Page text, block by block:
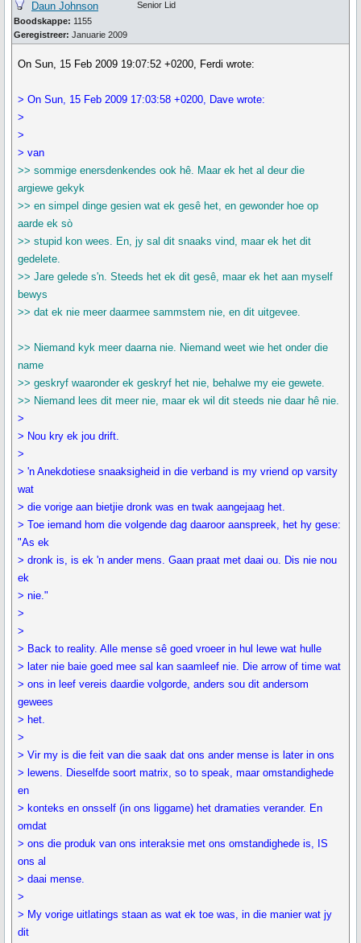
Daun Johnson
Boodskappe: 1155
Geregistreer: Januarie 2009
Senior Lid
On Sun, 15 Feb 2009 19:07:52 +0200, Ferdi wrote:
> On Sun, 15 Feb 2009 17:03:58 +0200, Dave wrote:
>
>
> van
>> sommige enersdenkendes ook hê. Maar ek het al deur die
argiewe gekyk
>> en simpel dinge gesien wat ek gesê het, en gewonder hoe op
aarde ek sò
>> stupid kon wees. En, jy sal dit snaaks vind, maar ek het dit
gedelete.
>> Jare gelede s'n. Steeds het ek dit gesê, maar ek het aan myself
bewys
>> dat ek nie meer daarmee sammstem nie, en dit uitgevee.
>> Niemand kyk meer daarna nie. Niemand weet wie het onder die
name
>> geskryf waaronder ek geskryf het nie, behalwe my eie gewete.
>> Niemand lees dit meer nie, maar ek wil dit steeds nie daar hê nie.
>
> Nou kry ek jou drift.
>
> 'n Anekdotiese snaaksigheid in die verband is my vriend op varsity
wat
> die vorige aan bietjie dronk was en twak aangejaag het.
> Toe iemand hom die volgende dag daaroor aanspreek, het hy gese:
"As ek
> dronk is, is ek 'n ander mens. Gaan praat met daai ou. Dis nie nou
ek
> nie."
>
>
> Back to reality. Alle mense sê goed vroeer in hul lewe wat hulle
> later nie baie goed mee sal kan saamleef nie. Die arrow of time wat
> ons in leef vereis daardie volgorde, anders sou dit andersom
gewees
> het.
>
> Vir my is die feit van die saak dat ons ander mense is later in ons
> lewens. Dieselfde soort matrix, so to speak, maar omstandighede
en
> konteks en onsself (in ons liggame) het dramaties verander. En
omdat
> ons die produk van ons interaksie met ons omstandighede is, IS
ons al
> daai mense.
>
> My vorige uitlatings staan as wat ek toe was, in die manier wat jy
dit